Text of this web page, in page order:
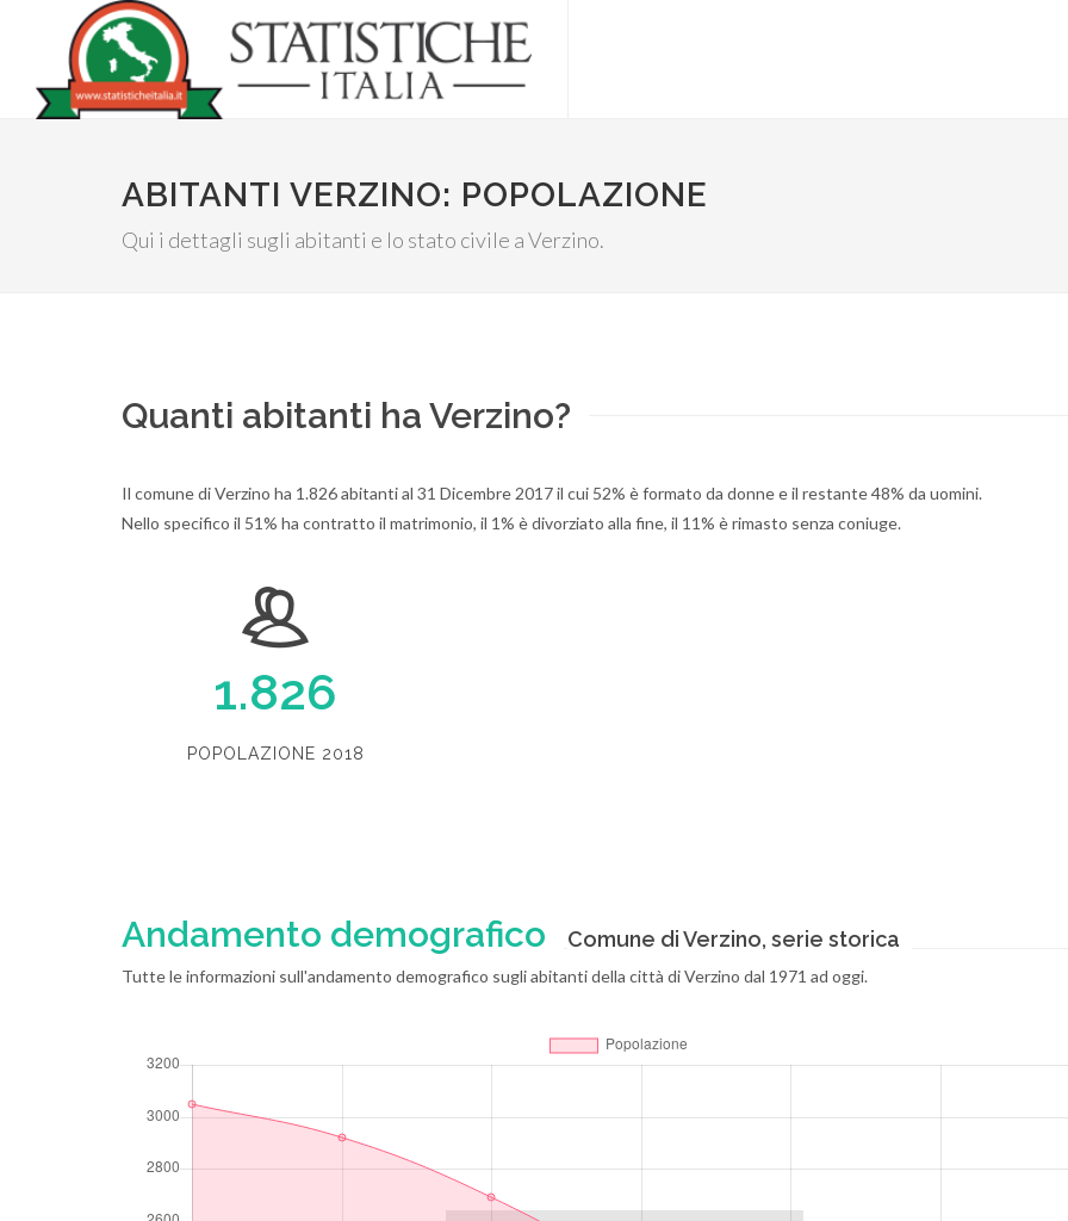
ABITANTI VERZINO: POPOLAZIONE
Qui i dettagli sugli abitanti e lo stato civile a Verzino.
Quanti abitanti ha Verzino?
Il comune di Verzino ha 1.826 abitanti al 31 Dicembre 2017 il cui 52% è formato da donne e il restante 48% da uomini.
Nello specifico il 51% ha contratto il matrimonio, il 1% è divorziato alla fine, il 11% è rimasto senza coniuge.
1.826
POPOLAZIONE 2018
Andamento demografico Comune di Verzino, serie storica
Tutte le informazioni sull'andamento demografico sugli abitanti della città di Verzino dal 1971 ad oggi.